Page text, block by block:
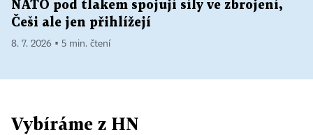
NATO pod tlakem spojují síly ve zbrojení,
Češi ale jen přihlížejí
8. 7. 2026 ▪ 5 min. čtení
Vybíráme z HN